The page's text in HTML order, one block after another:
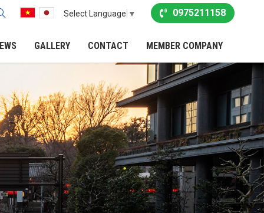
Select Language ▼ 0975211158
GALLERY CONTACT MEMBER COMPANY